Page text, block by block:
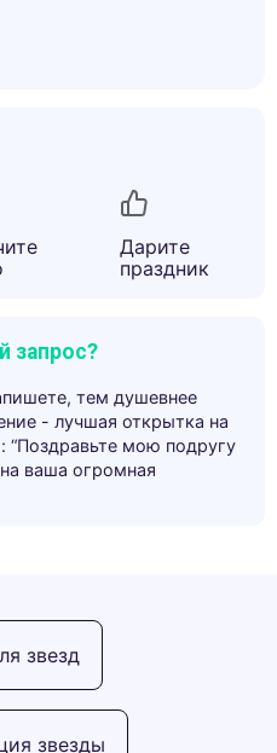
Дарите
праздник
запрос?
тем душевнее
- лучшая открытка на
мою подругу
ваша огромная
звезды
звезд